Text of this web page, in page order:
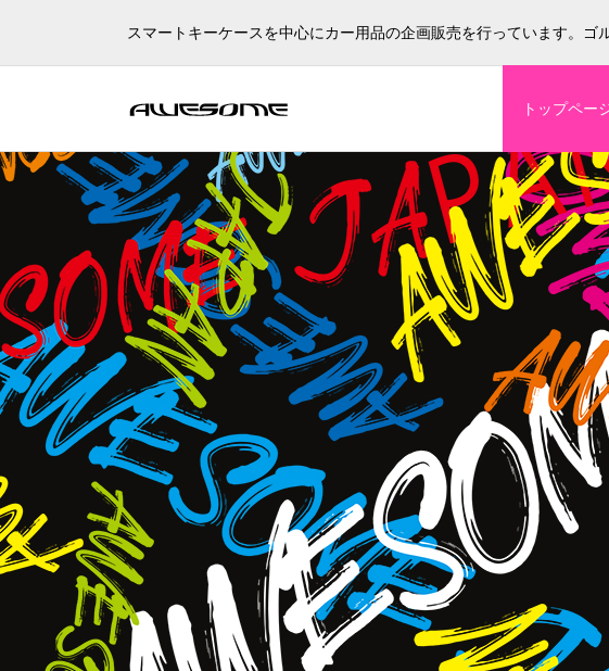
スマートキーケースを中心にカー用品の企画販売を行っています。ゴ
トップペー